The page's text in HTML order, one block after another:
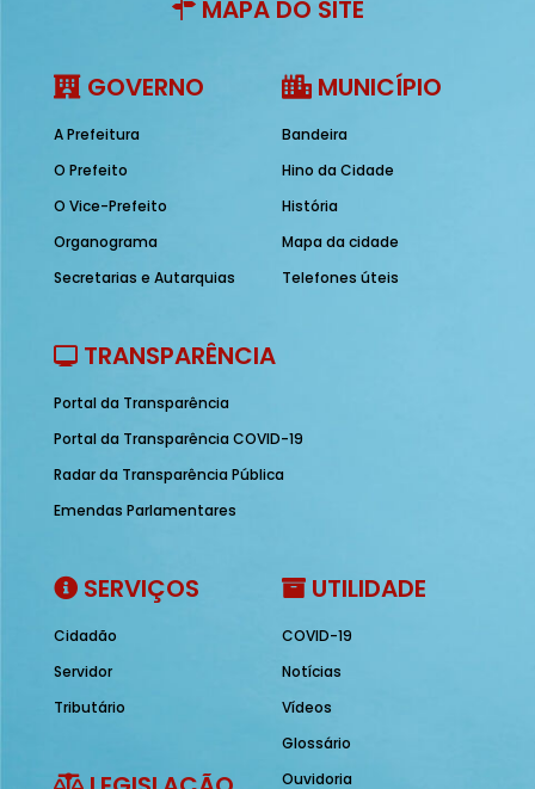
MAPA DO SITE
GOVERNO
A Prefeitura
O Prefeito
O Vice-Prefeito
Organograma
Secretarias e Autarquias
MUNICÍPIO
Bandeira
Hino da Cidade
História
Mapa da cidade
Telefones úteis
TRANSPARÊNCIA
Portal da Transparência
Portal da Transparência COVID-19
Radar da Transparência Pública
Emendas Parlamentares
SERVIÇOS
Cidadão
Servidor
Tributário
UTILIDADE
COVID-19
Notícias
Vídeos
Glossário
Ouvidoria